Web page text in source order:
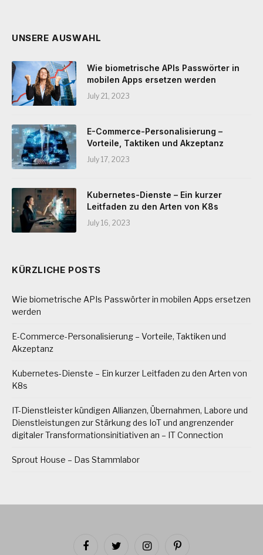
UNSERE AUSWAHL
Wie biometrische APIs Passwörter in
mobilen Apps ersetzen werden
July 21, 2023
E-Commerce-Personalisierung –
Vorteile, Taktiken und Akzeptanz
July 17, 2023
Kubernetes-Dienste – Ein kurzer
Leitfaden zu den Arten von K8s
July 16, 2023
KÜRZLICHE POSTS
Wie biometrische APIs Passwörter in mobilen Apps ersetzen
werden
E-Commerce-Personalisierung – Vorteile, Taktiken und
Akzeptanz
Kubernetes-Dienste – Ein kurzer Leitfaden zu den Arten von
K8s
IT-Dienstleister kündigen Allianzen, Übernahmen, Labore und
Dienstleistungen zur Stärkung des IoT und angrenzender
digitaler Transformationsinitiativen an – IT Connection
Sprout House – Das Stammlabor
FacebookTwitter InstagramPinterest